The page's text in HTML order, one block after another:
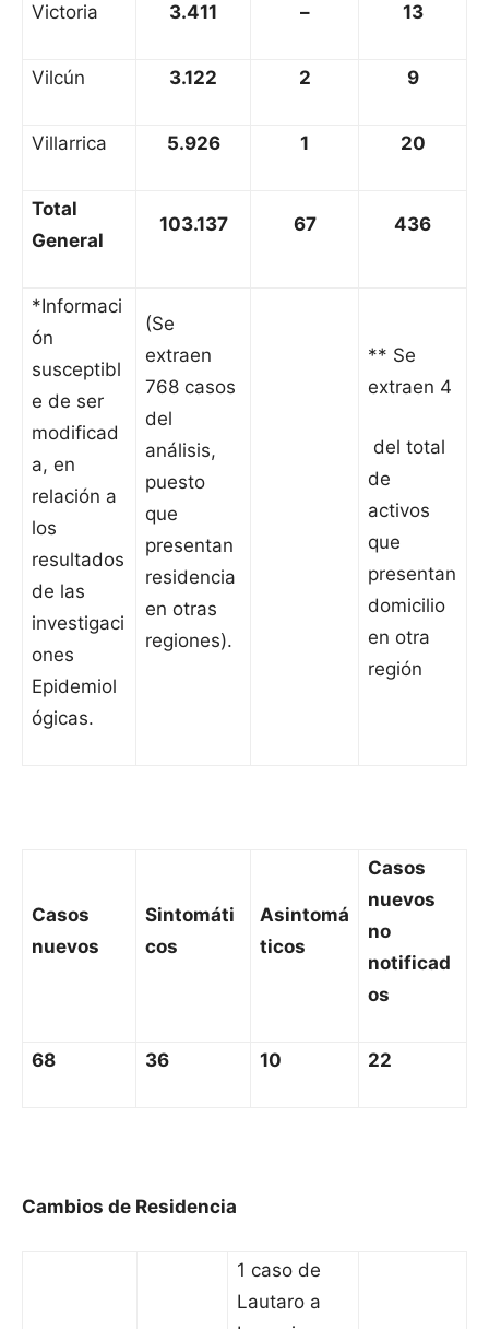
Victoria
3.411 – 13
Vilcún 3.122 2 9
Villarrica 5.926 1 20
Total
General
103.137 67 436
*Informaci
ón
susceptibl
e de ser
modificad
a, en
relación a
los
resultados
de las
investigaci
ones
Epidemiol
ógicas.
(Se
extraen
768 casos
del
análisis,
puesto
que
presentan
residencia
en otras
regiones).
** Se
extraen 4
del total
de
activos
que
presentan
domicilio
en otra
región
Casos
nuevos
Sintomáti
cos
Asintomá
ticos
Casos
nuevos
no
notificad
os
68 36 10 22
Cambios de Residencia
1 caso de
Lautaro a